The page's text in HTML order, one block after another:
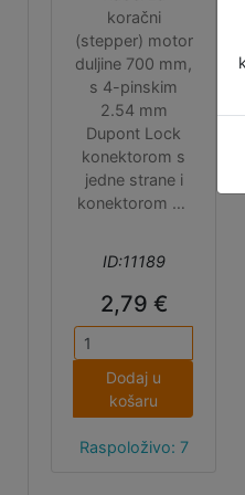
koračni
(stepper) motor
duljine 700 mm,
s 4-pinskim
2.54 mm
Dupont Lock
konektorom s
jedne strane i
konektorom za
konektorima
proizvođača
RobotDigg i
ID:11189
2,79 €
Dodaj u
košaru
Raspoloživo: 7